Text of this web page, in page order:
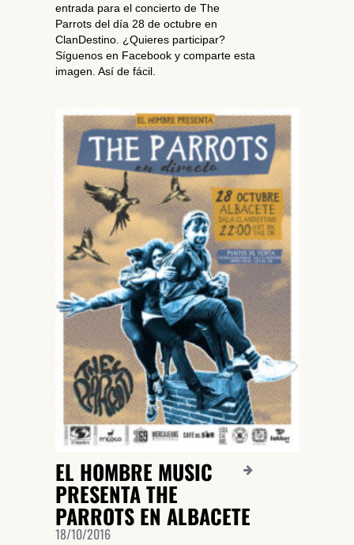
entrada para el concierto de The
Parrots del día 28 de octubre en
ClanDestino. ¿Quieres participar?
Síguenos en Facebook y comparte esta
imagen. Así de fácil.
EL HOMBRE MUSIC
PRESENTA THE
PARROTS EN ALBACETE
18/10/2016